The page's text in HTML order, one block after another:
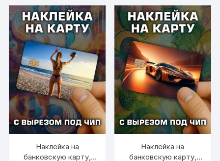
Наклейка на
банковскую карту,
Наклейка на
банковскую карту,